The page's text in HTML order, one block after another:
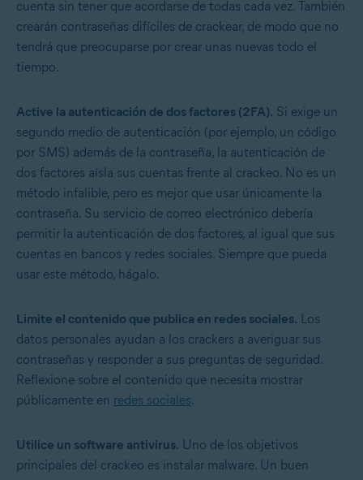
cuenta sin tener que acordarse de todas cada vez. También
crearán contraseñas difíciles de crackear, de modo que no
tendrá que preocuparse por crear unas nuevas todo el
tiempo.
Active la autenticación de dos factores (2FA). Si exige un
segundo medio de autenticación (por ejemplo, un código
por SMS) además de la contraseña, la autenticación de
dos factores aísla sus cuentas frente al crackeo. No es un
método infalible, pero es mejor que usar únicamente la
contraseña. Su servicio de correo electrónico debería
permitir la autenticación de dos factores, al igual que sus
cuentas en bancos y redes sociales. Siempre que pueda
usar este método, hágalo.
Limite el contenido que publica en redes sociales. Los
datos personales ayudan a los crackers a averiguar sus
contraseñas y responder a sus preguntas de seguridad.
Reflexione sobre el contenido que necesita mostrar
públicamente en redes sociales.
Utilice un software antivirus. Uno de los objetivos
principales del crackeo es instalar malware. Un buen